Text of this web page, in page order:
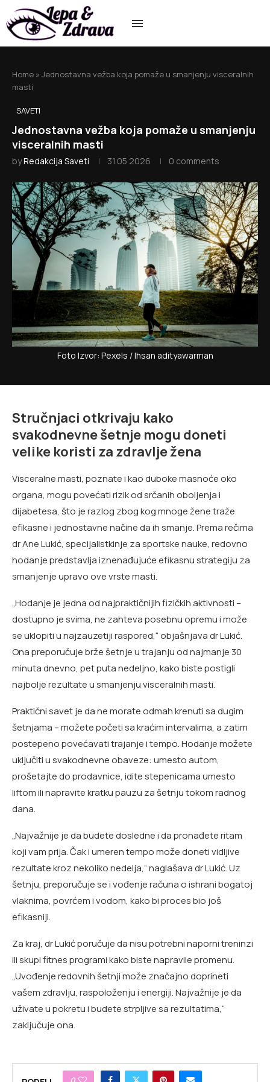
Home » Jednostavna vežba koja pomaže u smanjenju visceralnih
masti
SAVETI
Jednostavna vežba koja pomaže u smanjenju
visceralnih masti
byRedakcija Saveti 31.05.2026 0 comments
Foto Izvor: Pexels / Ihsan adityawarman
Stručnjaci otkrivaju kako
svakodnevne šetnje mogu doneti
velike koristi za zdravlje žena
Visceralne masti, poznate i kao duboke masnoće oko
organa, mogu povećati rizik od srčanih oboljenja i
dijabetesa, što je razlog zbog kog mnoge žene traže
efikasne i jednostavne načine da ih smanje. Prema rečima
dr Ane Lukić, specijalistkinje za sportske nauke, redovno
hodanje predstavlja iznenađujuće efikasnu strategiju za
smanjenje upravo ove vrste masti.
„Hodanje je jedna od najpraktičnijih fizičkih aktivnosti –
dostupno je svima, ne zahteva posebnu opremu i može
se uklopiti u najzauzetiji raspored,“ objašnjava dr Lukić.
Ona preporučuje brže šetnje u trajanju od najmanje 30
minuta dnevno, pet puta nedeljno, kako biste postigli
najbolje rezultate u smanjenju visceralnih masti.
Praktični savet je da ne morate odmah krenuti sa dugim
šetnjama – možete početi sa kraćim intervalima, a zatim
postepeno povećavati trajanje i tempo. Hodanje možete
uključiti u svakodnevne obaveze: umesto autom,
prošetajte do prodavnice, idite stepenicama umesto
liftom ili napravite kratku pauzu za šetnju tokom radnog
dana.
„Najvažnije je da budete dosledne i da pronađete ritam
koji vam prija. Čak i umeren tempo može doneti vidljive
rezultate kroz nekoliko nedelja,“ naglašava dr Lukić. Uz
šetnju, preporučuje se i vođenje računa o ishrani bogatoj
vlaknima, povrćem i vodom, kako bi proces bio još
efikasniji.
Za kraj, dr Lukić poručuje da nisu potrebni naporni treninzi
ili skupi fitnes programi kako biste napravile promenu.
„Uvođenje redovnih šetnji može značajno doprineti
vašem zdravlju, raspoloženju i energiji. Najvažnije je da
uživate u pokretu i budete strpljive sa rezultatima,“
zaključuje ona.